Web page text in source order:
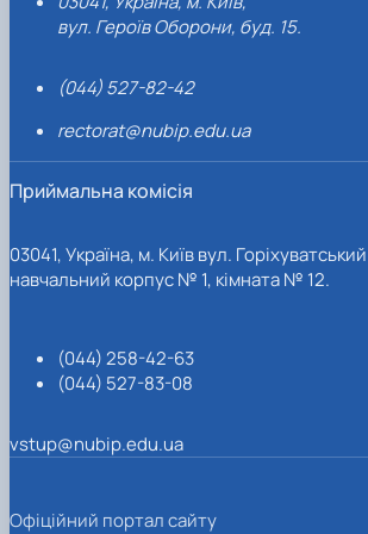
Адреса: 03041, Україна, Київ, вул. Героїв
Контактні тел.: 050-620-59-37, 067-141-
Електронна пошта:
вул. Героїв Оборони, буд. 15.
(044) 527-82-42
rectorat@nubip.edu.ua
Приймальна комісія
03041, Україна, м. Київ вул.
навчальний корпус № 1, кімната № 12.
(044) 258-42-63
(044) 527-83-08
vstup@nubip.edu.ua
Офіційний портал сайту